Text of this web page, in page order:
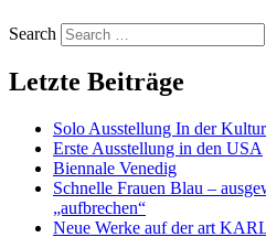
Search
Letzte Beiträge
Solo Ausstellung In der
Erste Ausstellung in den USA
Biennale Venedig
Schnelle Frauen Blau –
„aufbrechen“
Neue Werke auf der art